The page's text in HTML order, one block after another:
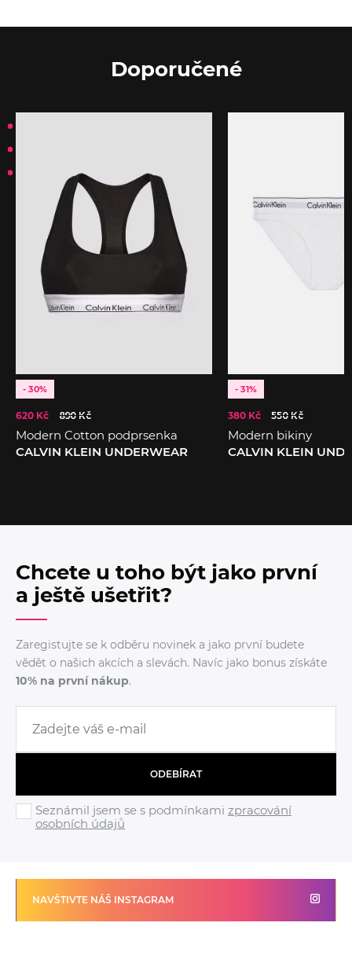
Doporučené
- 30%
620 Kč 890 Kč
Modern Cotton podprsenka
CALVIN KLEIN UNDERWEAR
- 31%
380 Kč 550 Kč
Modern bikiny
CALVIN KLEIN
Chcete u toho být jako první
a ještě ušetřit?
Zaregistujte se k odběru novinek a jako první budete
vědět o našich akcích a slevách. Navíc jako bonus získáte
10% na první nákup.
ODEBÍRAT
Seznámil jsem se s podmínkami zpracování
osobních údajů
NAVŠTIVTE NÁŠ INSTAGRAM